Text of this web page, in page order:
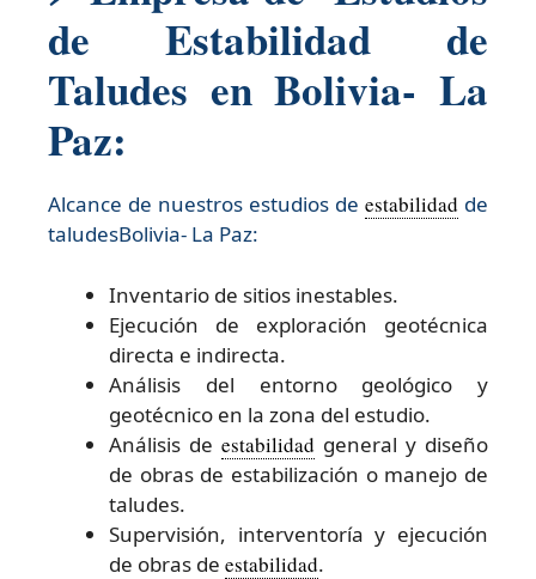
de Estabilidad de
Taludes en Bolivia- La
Paz:
Alcance de nuestros estudios de estabilidad de
taludesBolivia- La Paz:​
Inventario de sitios inestables.
Ejecución de exploración geotécnica
directa e indirecta.
Análisis del entorno geológico y
geotécnico en la zona del estudio.
Análisis de estabilidad general y diseño
de obras de estabilización o manejo de
taludes.
Supervisión, interventoría y ejecución
de obras de estabilidad.